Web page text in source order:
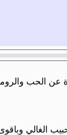
الحب
الغالي